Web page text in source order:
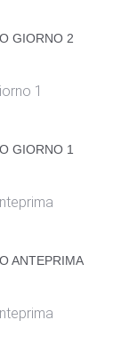
GIORNO 2
GIORNO 1
ANTEPRIMA